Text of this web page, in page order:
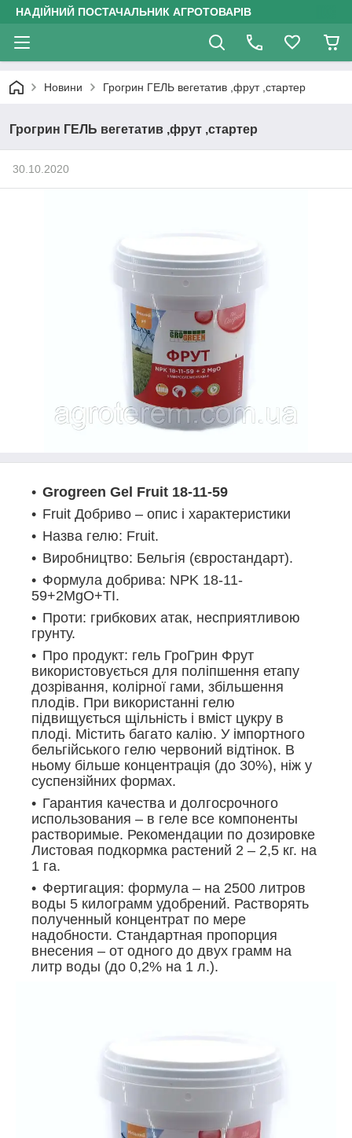
НАДІЙНИЙ ПОСТАЧАЛЬНИК АГРОТОВАРІВ
Новини Грогрин ГЕЛЬ вегетатив ,фрут ,стартер
Грогрин ГЕЛЬ вегетатив ,фрут ,стартер
30.10.2020
Grogreen Gel Fruit 18-11-59
Fruit Добриво – опис і характеристики
Назва гелю: Fruit.
Виробництво: Бельгія (євростандарт).
Формула добрива: NPK 18-11-
59+2MgO+ТІ.
Проти: грибкових атак, несприятливою
грунту.
Про продукт: гель ГроГрин Фрут
використовується для поліпшення етапу
дозрівання, колірної гами, збільшення
плодів. При використанні гелю
підвищується щільність і вміст цукру в
плоді. Містить багато калію. У імпортного
бельгійського гелю червоний відтінок. В
ньому більше концентрація (до 30%), ніж у
суспензійних формах.
Гарантия качества и долгосрочного
использования – в геле все компоненты
растворимые. Рекомендации по дозировке
Листовая подкормка растений 2 – 2,5 кг. на
1 га.
Фертигация: формула – на 2500 литров
воды 5 килограмм удобрений. Растворять
полученный концентрат по мере
надобности. Стандартная пропорция
внесения – от одного до двух грамм на
литр воды (до 0,2% на 1 л.).